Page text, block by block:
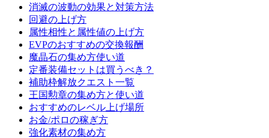
消滅の波動の効果と対策方法
回避の上げ方
属性相性と属性値の上げ方
EVPのおすすめの交換報酬
魔晶石の集め方使い道
定番装備セットは買うべき？
補助枠解放クエスト一覧
王国勲章の集め方と使い道
おすすめのレベル上げ場所
お金/ポロの稼ぎ方
強化素材の集め方